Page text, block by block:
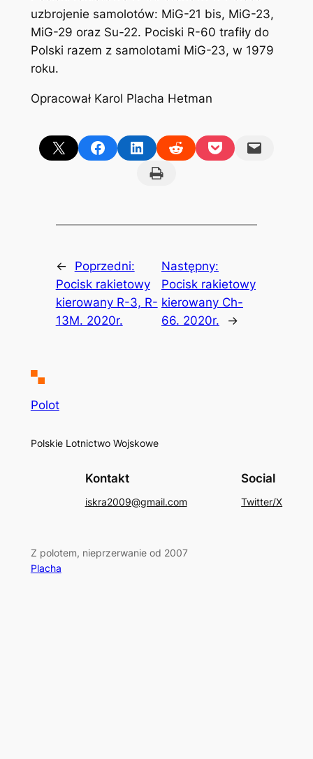
uzbrojenie samolotów: MiG-21 bis, MiG-23,
MiG-29 oraz Su-22. Pociski R-60 trafiły do
Polski razem z samolotami MiG-23, w 1979
roku.
Opracował Karol Placha Hetman
Share on X Share on FacebookShare on LinkedInShare on RedditShare on PocketEmail this Page
Print this Page
←
Poprzedni:
Pocisk rakietowy
kierowany R-3, R-
13M. 2020r.
Następny:
Pocisk rakietowy
kierowany Ch-
66. 2020r.
→
Polot
Polskie Lotnictwo Wojskowe
Kontakt
iskra2009@gmail.com
Social
Twitter/X
Z polotem, nieprzerwanie od 2007
Placha